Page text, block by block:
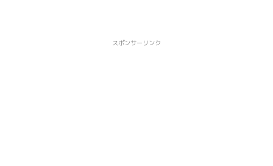
スポンサーリンク